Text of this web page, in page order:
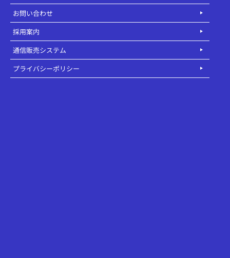
お問い合わせ
採用案内
通信販売システム
プライバシーポリシー